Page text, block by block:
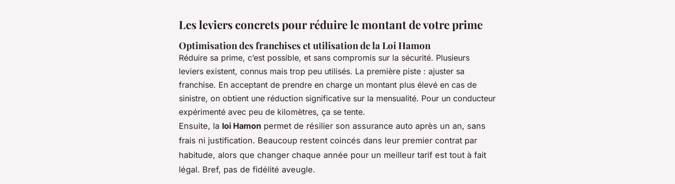
Les leviers concrets pour réduire le montant de votre prime
Optimisation des franchises et utilisation de la Loi Hamon
Réduire sa prime, c’est possible, et sans compromis sur la sécurité. Plusieurs
leviers existent, connus mais trop peu utilisés. La première piste : ajuster sa
franchise. En acceptant de prendre en charge un montant plus élevé en cas de
sinistre, on obtient une réduction significative sur la mensualité. Pour un conducteur
expérimenté avec peu de kilomètres, ça se tente.
Ensuite, la loi Hamon permet de résilier son assurance auto après un an, sans
frais ni justification. Beaucoup restent coincés dans leur premier contrat par
habitude, alors que changer chaque année pour un meilleur tarif est tout à fait
légal. Bref, pas de fidélité aveugle.